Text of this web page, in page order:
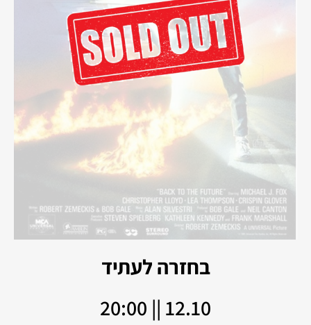
בחזרה לעתיד
12.10 || 20:00